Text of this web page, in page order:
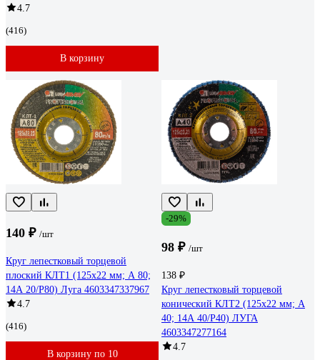
4.7
(416)
В корзину
140 ₽ /шт
Круг лепестковый торцевой
плоский КЛТ1 (125х22 мм; А 80;
14А 20/P80) Луга 4603347337967
4.7
(416)
В корзину по 10
-29%
98 ₽ /шт
138 ₽
Круг лепестковый торцевой
конический КЛТ2 (125х22 мм; А
40; 14А 40/Р40) ЛУГА
4603347277164
4.7